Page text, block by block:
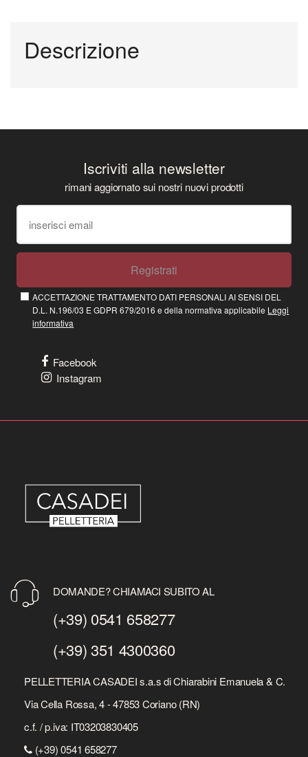
Descrizione
Iscriviti alla newsletter
rimani aggiornato sui nostri nuovi prodotti
Registrati
ACCETTAZIONE TRATTAMENTO DATI PERSONALI AI SENSI DEL
D.L. N.196/03 E GDPR 679/2016 e della normativa applicabile Leggi
informativa
Facebook
Instagram
DOMANDE? CHIAMACI SUBITO AL
(+39) 0541 658277
(+39) 351 4300360
PELLETTERIA CASADEI s.a.s di Chiarabini Emanuela & C.
Via Cella Rossa, 4 - 47853 Coriano (RN)
c.f. / p.iva: IT03203830405
(+39) 0541 658277